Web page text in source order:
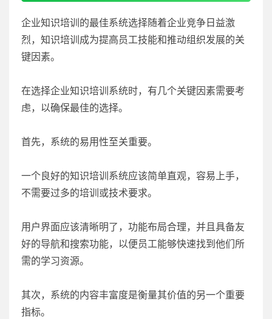
企业知识培训的最佳系统选择随着企业竞争日益激
烈，知识培训成为提高员工技能和推动组织发展的关
键因素。
在选择企业知识培训系统时，有几个关键因素需要考
虑，以确保最佳的选择。
首先，系统的易用性至关重要。
一个良好的知识培训系统应该简单直观，容易上手，
不需要过多的培训或技术要求。
用户界面应该清晰明了，功能布局合理，并且具备友
好的导航和搜索功能，以便员工能够快速找到他们所
需的学习资源。
其次，系统的内容丰富度是衡量其价值的另一个重要
指标。